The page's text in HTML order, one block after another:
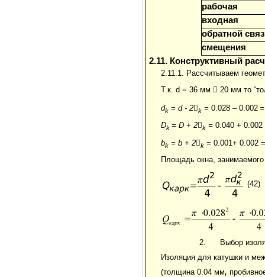
рабочая
входная
обратной
смещения
2.11. Конструктивный
2.11.1. Рассчитываем
Т.к. d = 36 мм  20 мм то
dk = d - 2k = 0.028 – 0.002
Dk = D + 2k = 0.040 +
bk = b + 2k = 0.001+ 0.002
Площадь окна,
(42)
Выбор
Изоляция для катушки и
(толщина 0.04 мм,